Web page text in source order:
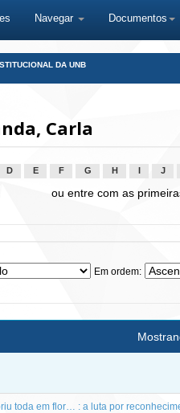
Navegar Documentos
DA UNB
Carla
D E F G H J
ou entre com as
Em ordem:
toda em flor… : a luta por